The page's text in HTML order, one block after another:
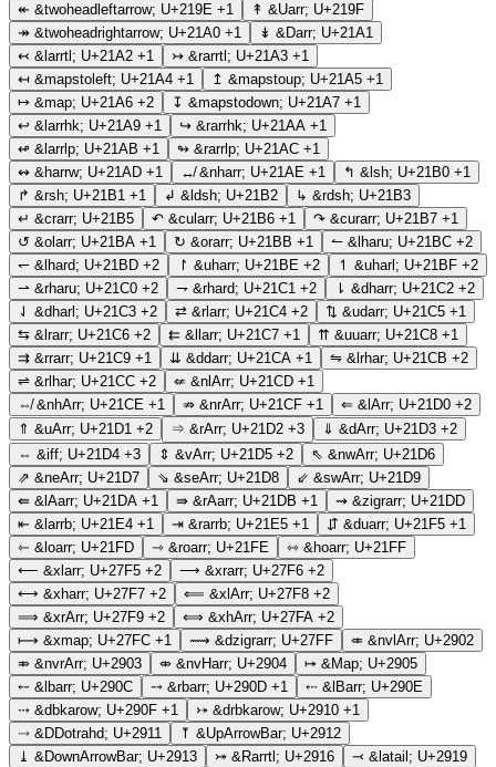
↞ &twoheadleftarrow; U+219E +1 ↟ &Uarr; U+219F
↠ &twoheadrightarrow; U+21A0 +1 ↡ &Darr; U+21A1
↢ &larrtl; U+21A2 +1 ↣ &rarrtl; U+21A3 +1
↤ &mapstoleft; U+21A4 +1 ↥ &mapstoup; U+21A5 +1
↦ &map; U+21A6 +2 ↧ &mapstodown; U+21A7 +1
↩ &larrhk; U+21A9 +1 ↪ &rarrhk; U+21AA +1
↫ &larrlp; U+21AB +1 ↬ &rarrlp; U+21AC +1
↭ &harrw; U+21AD +1 ↮ &nharr; U+21AE +1 ↰ &lsh; U+21B0 +1
↱ &rsh; U+21B1 +1 ↲ &ldsh; U+21B2 ↳ &rdsh; U+21B3
↵ &crarr; U+21B5 ↶ &cularr; U+21B6 +1 ↷ &curarr; U+21B7 +1
↺ &olarr; U+21BA +1 ↻ &orarr; U+21BB +1 ↼ &lharu; U+21BC +2
↽ &lhard; U+21BD +2 ↾ &uharr; U+21BE +2 ↿ &uharl; U+21BF +2
⇀ &rharu; U+21C0 +2 ⇁ &rhard; U+21C1 +2 ⇂ &dharr; U+21C2 +2
⇃ &dharl; U+21C3 +2 ⇄ &rlarr; U+21C4 +2 ⇅ &udarr; U+21C5 +1
⇆ &lrarr; U+21C6 +2 ⇇ &llarr; U+21C7 +1 ⇈ &uuarr; U+21C8 +1
⇉ &rrarr; U+21C9 +1 ⇊ &ddarr; U+21CA +1 ⇋ &lrhar; U+21CB +2
⇌ &rlhar; U+21CC +2 ⇍ &nlArr; U+21CD +1
⇎ &nhArr; U+21CE +1 ⇏ &nrArr; U+21CF +1 ⇐ &lArr; U+21D0 +2
⇑ &uArr; U+21D1 +2 ⇒ &rArr; U+21D2 +3 ⇓ &dArr; U+21D3 +2
⇔ &iff; U+21D4 +3 ⇕ &vArr; U+21D5 +2 ⇖ &nwArr; U+21D6
⇗ &neArr; U+21D7 ⇘ &seArr; U+21D8 ⇙ &swArr; U+21D9
⇚ &lAarr; U+21DA +1 ⇛ &rAarr; U+21DB +1 ⇝ &zigrarr; U+21DD
⇤ &larrb; U+21E4 +1 ⇥ &rarrb; U+21E5 +1 ⇵ &duarr; U+21F5 +1
⇽ &loarr; U+21FD ⇾ &roarr; U+21FE ⇿ &hoarr; U+21FF
⟵ &xlarr; U+27F5 +2 ⟶ &xrarr; U+27F6 +2
⟷ &xharr; U+27F7 +2 ⟸ &xlArr; U+27F8 +2
⟹ &xrArr; U+27F9 +2 ⟺ &xhArr; U+27FA +2
⟼ &xmap; U+27FC +1 ⟿ &dzigrarr; U+27FF ⤂ &nvlArr; U+2902
⤃ &nvrArr; U+2903 ⤄ &nvHarr; U+2904 ⤅ &Map; U+2905
⤌ &lbarr; U+290C ⤍ &rbarr; U+290D +1 ⤎ &lBarr; U+290E
⤏ &dbkarow; U+290F +1 ⤐ &drbkarow; U+2910 +1
⤑ &DDotrahd; U+2911 ⤒ &UpArrowBar; U+2912
⤓ &DownArrowBar; U+2913 ⤖ &Rarrtl; U+2916 ⤙ &latail; U+2919